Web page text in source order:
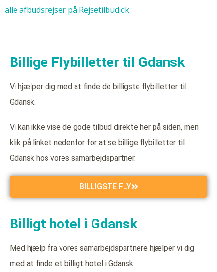
alle afbudsrejser på Rejsetilbud.dk.
Billige Flybilletter til Gdansk
Vi hjælper dig med at finde de billigste flybilletter til
Gdansk.
Vi kan ikke vise de gode tilbud direkte her på siden, men
klik på linket nedenfor for at se billige flybilletter til
Gdansk hos vores samarbejdspartner.
BILLIGSTE FLY
Billigt hotel i Gdansk
Med hjælp fra vores samarbejdspartnere hjælper vi dig
med at finde et billigt hotel i Gdansk.